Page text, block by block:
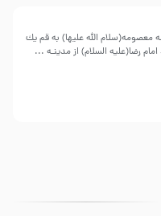
ورود حضرت فاطمه معصومه(سلام الله علیها) به قم یك
رضا(علیه السلام) از مدینـه ...